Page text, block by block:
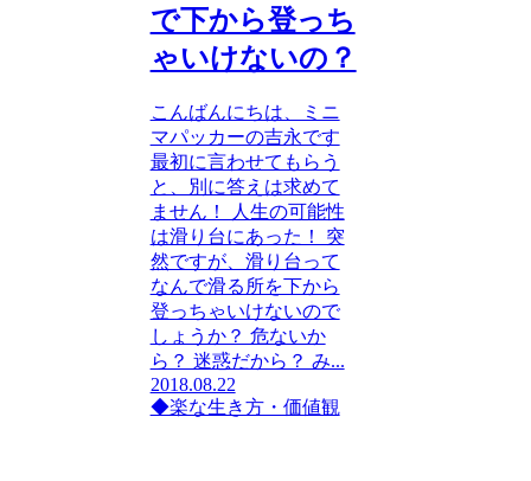
で下から登っち
ゃいけないの？
こんばんにちは、ミニ
マパッカーの吉永です
最初に言わせてもらう
と、別に答えは求めて
ません！ 人生の可能性
は滑り台にあった！ 突
然ですが、滑り台って
なんで滑る所を下から
登っちゃいけないので
しょうか？ 危ないか
ら？ 迷惑だから？ み...
2018.08.22
◆楽な生き方・価値観